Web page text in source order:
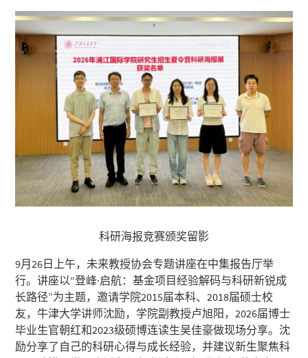
科研海报竞赛颁奖留影
9月26日上午，未来教授协会专题讲座在中集报告厅举
行。讲座以“登峰·启航：基金项目经验解码与科研新锐成
长路径”为主题，邀请学院2015届本科、2018届硕士校
友，牛津大学讲师沈励，学院副教授卢旭阳，2026届博士
毕业生官朝红和2023级硕博连读生吴佳豪做现场分享。沈
励分享了自己的科研心得与成长经验，并建议新生聚焦科